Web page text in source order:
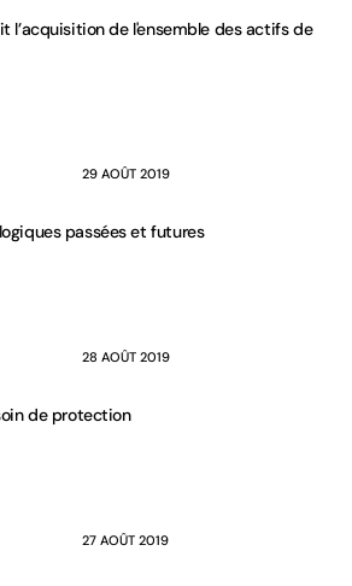
l’acquisition de l'ensemble des actifs de
29 AOÛT 2019
passées et futures
28 AOÛT 2019
de protection
27 AOÛT 2019